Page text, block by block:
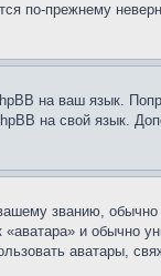
по-прежнему
на ваш язык.
на свой язык.
званию,
и обычно
аватары,